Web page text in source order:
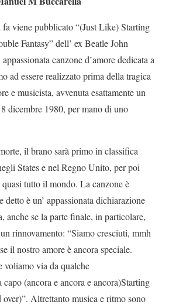
viene pubblicato “(Just Like) Starting
Fantasy” dell’ ex Beatle John
canzone d’amore dedicata a
ad essere realizzato prima della tragica
e musicista, avvenuta esattamente un
dicembre 1980, per mano di uno
il brano sarà primo in classifica
States e nel Regno Unito, per poi
tutto il mondo. La canzone è
detto è un’ appassionata dichiarazione
anche se la parte finale, in particolare,
rinnovamento: “Siamo cresciuti, mmh
il nostro amore è ancora speciale.
voliamo via da qualche
(ancora e ancora e ancora)Starting
over)”. Altrettanto musica e ritmo sono